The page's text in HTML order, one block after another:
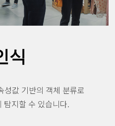
식
성값 기반의 객체 분류로
탐지할 수 있습니다.